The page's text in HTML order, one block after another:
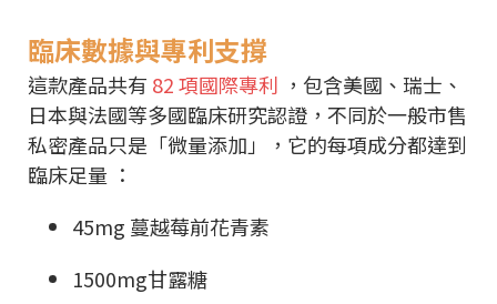
臨床數據與專利支撐
這款產品共有 82 項國際專利 ，包含美國、瑞士、
日本與法國等多國臨床研究認證，不同於一般市售
私密產品只是「微量添加」，它的每項成分都達到
臨床足量 ：
45mg 蔓越莓前花青素
1500mg甘露糖